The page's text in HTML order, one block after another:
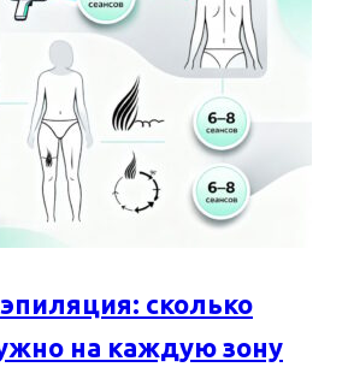
сколько
на каждую зону